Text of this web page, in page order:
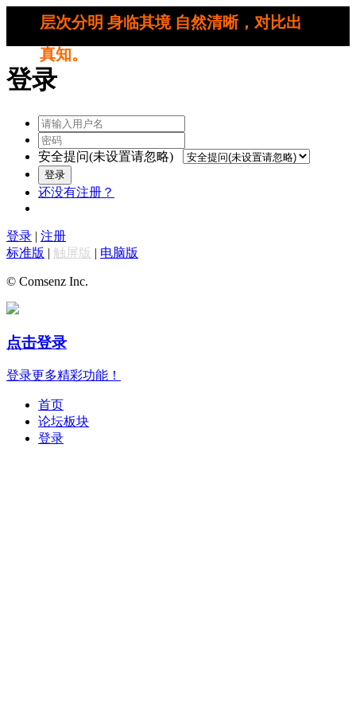
层次分明 身临其境 自然清晰，对比出
真知。
登录
安全提问(未设置请忽略)
登录
还没有注册？
登录 | 注册
标准版 | 触屏版 | 电脑版
© Comsenz Inc.
点击登录
登录更多精彩功能！
首页
论坛板块
登录